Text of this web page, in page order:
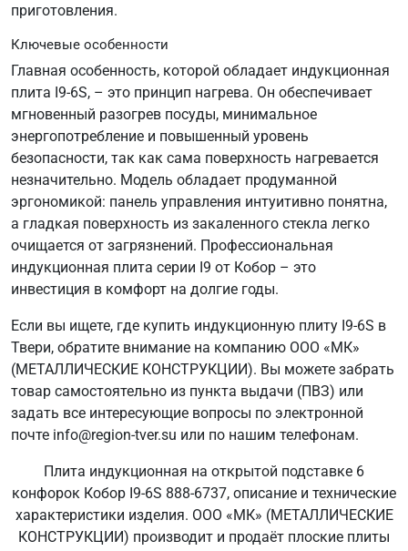
приготовления.
Ключевые особенности
Главная особенность, которой обладает индукционная
плита I9-6S, – это принцип нагрева. Он обеспечивает
мгновенный разогрев посуды, минимальное
энергопотребление и повышенный уровень
безопасности, так как сама поверхность нагревается
незначительно. Модель обладает продуманной
эргономикой: панель управления интуитивно понятна,
а гладкая поверхность из закаленного стекла легко
очищается от загрязнений. Профессиональная
индукционная плита серии I9 от Кобор – это
инвестиция в комфорт на долгие годы.
Если вы ищете, где купить индукционную плиту I9-6S в
Твери, обратите внимание на компанию ООО «МК»
(МЕТАЛЛИЧЕСКИЕ КОНСТРУКЦИИ). Вы можете забрать
товар самостоятельно из пункта выдачи (ПВЗ) или
задать все интересующие вопросы по электронной
почте info@region-tver.su или по нашим телефонам.
Плита индукционная на открытой подставке 6
конфорок Кобор I9-6S 888-6737, описание и технические
характеристики изделия. ООО «МК» (МЕТАЛЛИЧЕСКИЕ
КОНСТРУКЦИИ) производит и продаёт плоские плиты